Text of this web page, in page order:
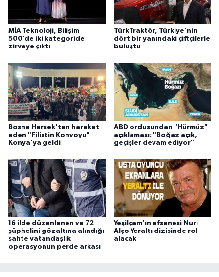
MİA Teknoloji, Bilişim
500’de iki kategoride
zirveye çıktı
TürkTraktör, Türkiye'nin
dört bir yanındaki çiftçilerle
buluştu
Bosna Hersek'ten hareket
eden "Filistin Konvoyu"
Konya'ya geldi
ABD ordusundan "Hürmüz"
açıklaması: "Boğaz açık,
geçişler devam ediyor"
16 ilde düzenlenen ve 72
şüphelini gözaltına alındığı
sahte vatandaşlık
operasyonun perde arkası
Yeşilçam’ın efsanesi Nuri
Alço Yeraltı dizisinde rol
alacak